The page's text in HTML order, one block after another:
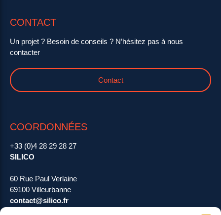
CONTACT
Un projet ? Besoin de conseils ? N’hésitez pas à nous
contacter
Contact
COORDONNÉES
+33 (0)4 28 29 28 27
SILICO
60 Rue Paul Verlaine
69100 Villeurbanne
contact@silico.fr